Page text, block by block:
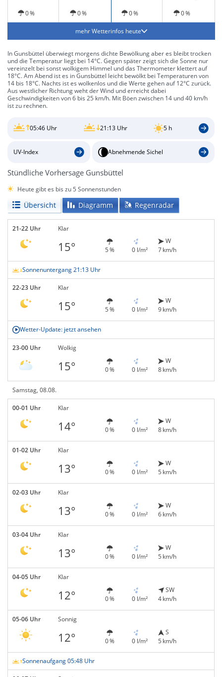
0 % 0 % 0 % 0 %
mehr Wetterinfos heute
In Gunsbüttel überwiegt morgens dichte Bewölkung aber es bleibt trocken
und die Temperatur liegt bei 14°C. Gegen später zeigt sich die Sonne nur
vereinzelt bei sonst wolkigem Himmel und das Thermometer klettert auf
18°C. Am Abend ist es in Gunsbüttel leicht bewölkt bei Temperaturen von
14 bis 18°C. Nachts ist es wolkenlos und die Werte gehen auf 12°C zurück.
Aus westlicher Richtung weht der Wind und erreicht dabei
Geschwindigkeiten von 6 bis 25 km/h. Mit Böen zwischen 14 und 40 km/h
ist zu rechnen.
05:46 Uhr 21:13 Uhr 5 h
UV-Index Abnehmende Sichel
Stündliche Vorhersage Gunsbüttel
Heute gibt es bis zu 5 Sonnenstunden
Übersicht Diagramm Regenradar
21-22 Uhr Klar
15° 5 % 0 l/m²
W
7 km/h
Sonnenuntergang 21:13 Uhr
22-23 Uhr Klar
15° 5 % 0 l/m²
W
9 km/h
Wetter-Update: jetzt ansehen
23-00 Uhr Wolkig
15° 0 % 0 l/m²
W
8 km/h
Samstag, 08.08.
00-01 Uhr Klar
14° 0 % 0 l/m²
W
8 km/h
01-02 Uhr Klar
13° 0 % 0 l/m²
W
5 km/h
02-03 Uhr Klar
13° 0 % 0 l/m²
W
6 km/h
03-04 Uhr Klar
13° 0 % 0 l/m²
W
5 km/h
04-05 Uhr Klar
12° 0 % 0 l/m²
SW
4 km/h
05-06 Uhr Sonnig
12° 0 % 0 l/m²
S
5 km/h
Sonnenaufgang 05:48 Uhr